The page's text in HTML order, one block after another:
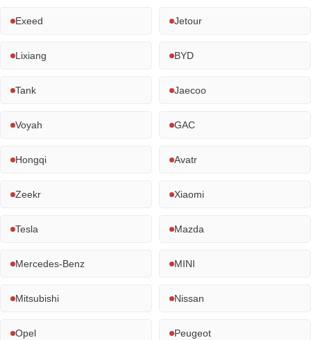
Exeed Jetour
Lixiang BYD
Tank Jaecoo
Voyah GAC
Hongqi Avatr
Zeekr Xiaomi
Tesla Mazda
Mercedes-Benz MINI
Mitsubishi Nissan
Opel Peugeot